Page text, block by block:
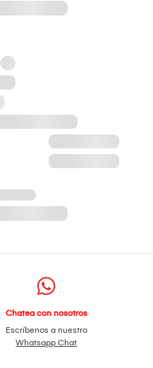
Chatea con nosotros
Escríbenos a nuestro
Whatsapp Chat